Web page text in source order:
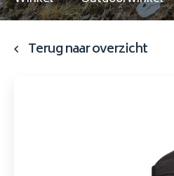
Terug naar overzicht